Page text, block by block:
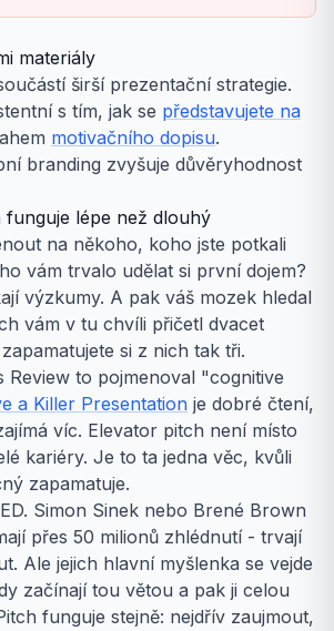
materiály
širší prezentační strategie.
s tím, jak se představujete na
motivačního dopisu.
branding zvyšuje důvěryhodnost
lépe než dlouhý
na někoho, koho jste potkali
vám trvalo udělat si první dojem?
výzkumy. A pak váš mozek hledal
vám v tu chvíli přičetl dvacet
si z nich tak tři.
Review to pojmenoval "cognitive
a Killer Presentation je dobré čtení,
víc. Elevator pitch není místo
kariéry. Je to ta jedna věc, kvůli
zapamatuje.
Simon Sinek nebo Brené Brown
přes 50 milionů zhlédnutí - trvají
Ale jejich hlavní myšlenka se vejde
začínají tou větou a pak ji celou
funguje stejně: nejdřív zaujmout,